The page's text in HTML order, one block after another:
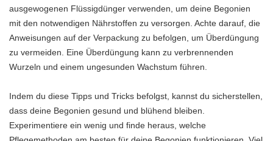
ausgewogenen Flüssigdünger verwenden, um deine Begonien
mit den notwendigen Nährstoffen zu versorgen. Achte darauf, die
Anweisungen auf der Verpackung zu befolgen, um Überdüngung
zu vermeiden. Eine Überdüngung kann zu verbrennenden
Wurzeln und einem ungesunden Wachstum führen.
Indem du diese Tipps und Tricks befolgst, kannst du sicherstellen,
dass deine Begonien gesund und blühend bleiben.
Experimentiere ein wenig und finde heraus, welche